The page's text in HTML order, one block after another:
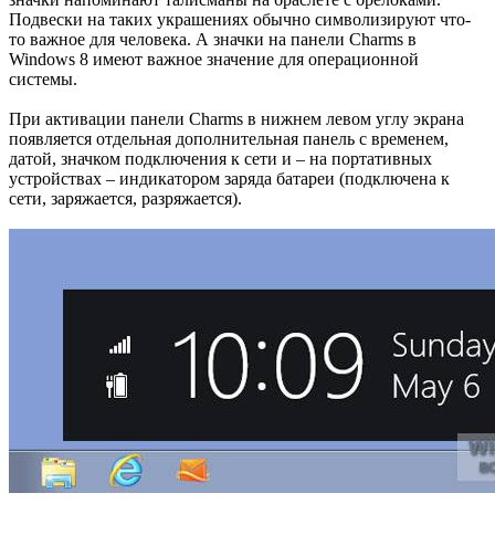
Подвески на таких украшениях обычно символизируют что-
то важное для человека. А значки на панели Charms в
Windows 8 имеют важное значение для операционной
системы.
При активации панели Charms в нижнем левом углу экрана
появляется отдельная дополнительная панель с временем,
датой, значком подключения к сети и – на портативных
устройствах – индикатором заряда батареи (подключена к
сети, заряжается, разряжается).